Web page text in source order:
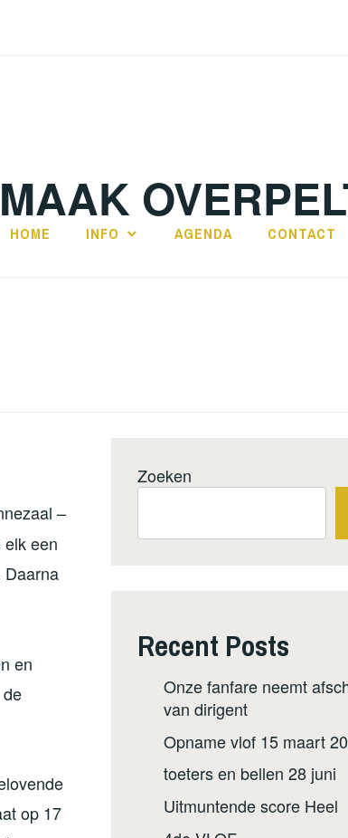
HOME INFO AGENDA CONTACT
–
een
Daarna
en
op 17
Zoeken
Recent Posts
Onze fanfare neemt
van dirigent
Opname vlof 15 maart
toeters en bellen 28 juni
Uitmuntende score Heel